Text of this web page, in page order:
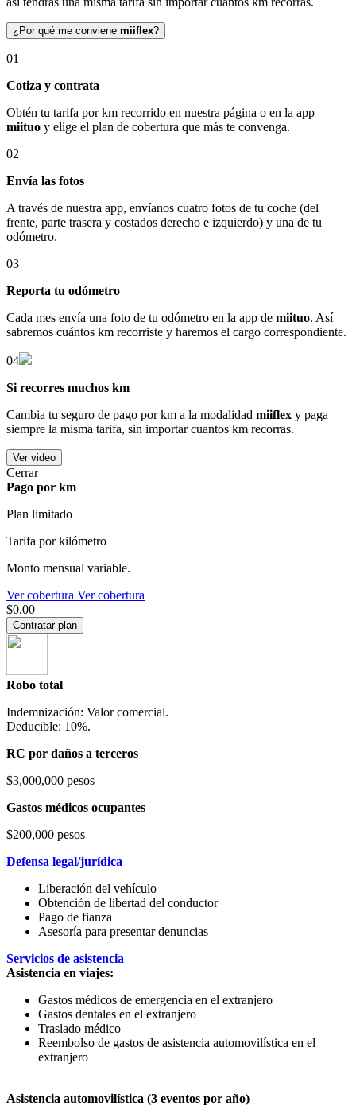
¿Por qué me conviene miiflex?
01
Cotiza y contrata
Obtén tu tarifa por km recorrido en nuestra página o en la app
miituo y elige el plan de cobertura que más te convenga.
02
Envía las fotos
A través de nuestra app, envíanos cuatro fotos de tu coche (del
frente, parte trasera y costados derecho e izquierdo) y una de tu
odómetro.
03
Reporta tu odómetro
Cada mes envía una foto de tu odómetro en la app de miituo. Así
sabremos cuántos km recorriste y haremos el cargo correspondiente.
04
Si recorres muchos km
Cambia tu seguro de pago por km a la modalidad miiflex y paga
siempre la misma tarifa, sin importar cuantos km recorras.
Ver video
Cerrar
Pago por km
Plan limitado
Tarifa por kilómetro
Monto mensual variable.
Ver cobertura Ver cobertura
$0.00
Contratar plan
Robo total
Indemnización: Valor comercial.
Deducible: 10%.
RC por daños a terceros
$3,000,000 pesos
Gastos médicos ocupantes
$200,000 pesos
Defensa legal/jurídica
Liberación del vehículo
Obtención de libertad del conductor
Pago de fianza
Asesoría para presentar denuncias
Servicios de asistencia
Asistencia en viajes:
Gastos médicos de emergencia en el extranjero
Gastos dentales en el extranjero
Traslado médico
Reembolso de gastos de asistencia automovilística en el
extranjero
Asistencia automovilística (3 eventos por año)